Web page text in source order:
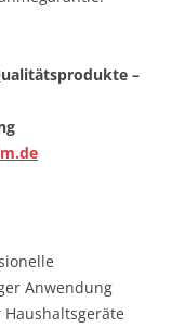
–
Anwendung